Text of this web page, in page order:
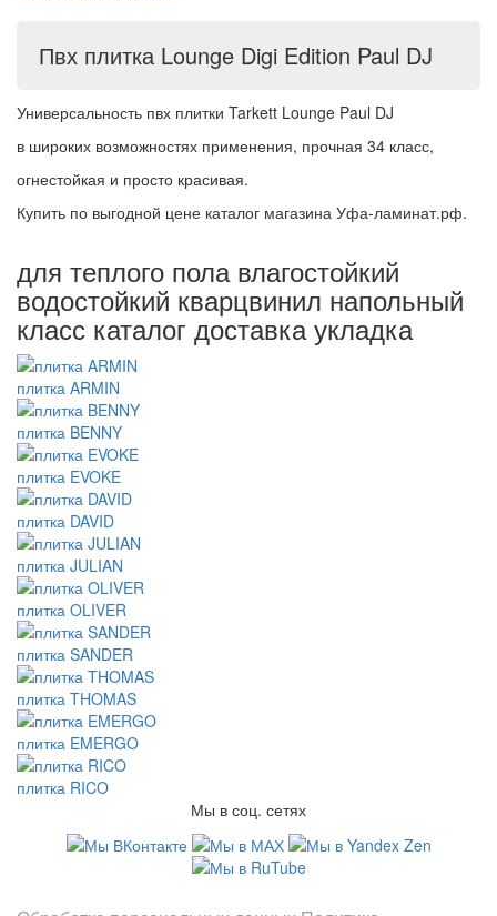
Пвх плитка Lounge Digi Edition Paul DJ
Универсальность пвх плитки Tarkett Lounge Paul DJ
в широких возможностях применения, прочная 34 класс,
огнестойкая и просто красивая.
Купить по выгодной цене каталог магазина Уфа-ламинат.рф.
для теплого пола влагостойкий
водостойкий кварцвинил напольный
класс каталог доставка укладка
плитка ARMIN
плитка BENNY
плитка EVOKE
плитка DAVID
плитка JULIAN
плитка OLIVER
плитка SANDER
плитка THOMAS
плитка EMERGO
плитка RICO
Мы в соц. сетях